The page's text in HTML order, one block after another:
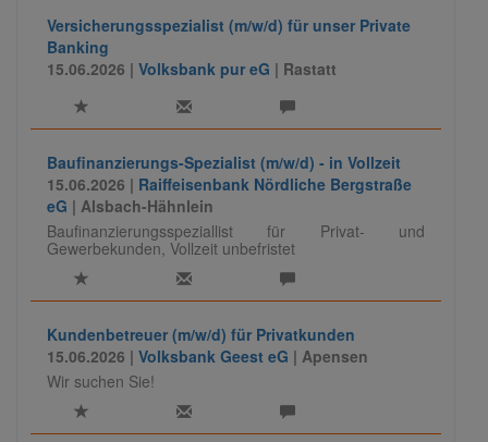
Versicherungsspezialist (m/w/d) für unser Private
Banking
15.06.2026 | Volksbank pur eG | Rastatt
Baufinanzierungs-Spezialist (m/w/d) - in Vollzeit
15.06.2026 | Raiffeisenbank Nördliche Bergstraße
eG | Alsbach-Hähnlein
Baufinanzierungsspeziallist für Privat- und
Gewerbekunden, Vollzeit unbefristet
Kundenbetreuer (m/w/d) für Privatkunden
15.06.2026 | Volksbank Geest eG | Apensen
Wir suchen Sie!